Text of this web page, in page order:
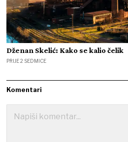
Dženan Skelić: Kako se kalio čelik
PRIJE 2 SEDMICE
Komentari